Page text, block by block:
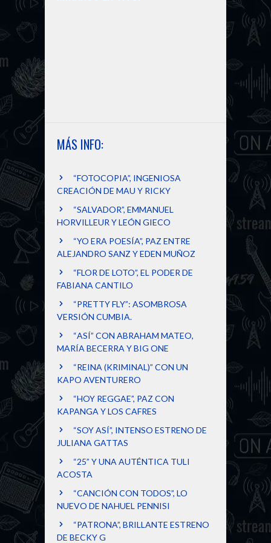
MÁS INFO:
“FOTOCOPIA”, INGENIOSA
CREACIÓN DE MAU Y RICKY
“SALVADOR”, EMMANUEL
HORVILLEUR Y LEÓN GIECO
“YO ERA POESÍA”, PAZ ENTRE
ALEJANDRO SANZ Y EDEN MUÑOZ
“FLOR DE LOTO”, EL PODER DE
FABIANA CANTILO
“PRETTY FLY”: ASOMBROSA
VERSIÓN CUMBIA.
“ASÍ” CON ABRAHAM MATEO,
MARÍA BECERRA Y BIG ONE
“REINA (KRIMINAL)” CON UN
KAPO AVENTURERO
“HOY REGGAE”, PAZ CON
KAPANGA Y LOS CAFRES
“SOY ASÍ”, INTENSO ESTRENO DE
JULIANA GATTAS
“25” Y UNA AUTÉNTICA TULI
ACOSTA
“CANCIÓN CON TODOS”, LO
NUEVO DE NAHUEL PENNISI
“PATRONA”, BRILLANTE ESTRENO
DE BECKY G